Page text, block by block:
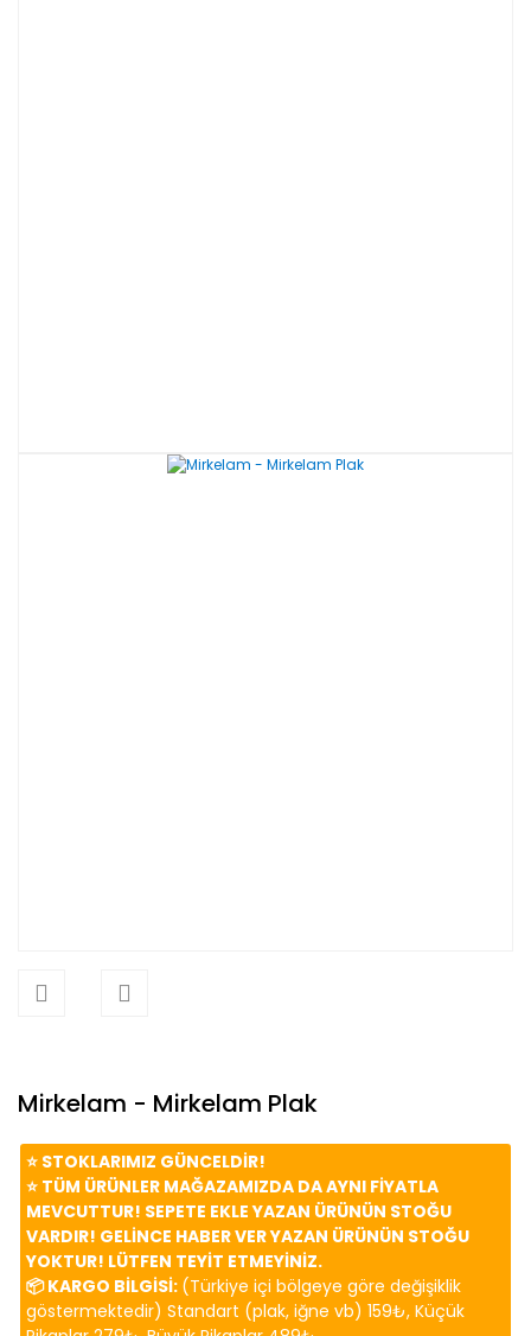
Mirkelam - Mirkelam Plak
⭐️ STOKLARIMIZ GÜNCELDİR!
⭐️ TÜM ÜRÜNLER MAĞAZAMIZDA DA AYNI FİYATLA
MEVCUTTUR! SEPETE EKLE YAZAN ÜRÜNÜN STOĞU
VARDIR! GELİNCE HABER VER YAZAN ÜRÜNÜN STOĞU
YOKTUR! LÜTFEN TEYİT ETMEYİNİZ.
📦 KARGO BİLGİSİ: (Türkiye içi bölgeye göre değişiklik
göstermektedir) Standart (plak, iğne vb) 159₺, Küçük